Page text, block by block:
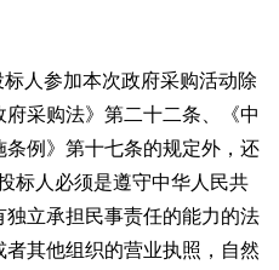
人参加本次政府采购活动除
采购法》第二十二条、《中
例》第十七条的规定外，还
标人必须是遵守中华人民共
立承担民事责任的能力的法
其他组织的营业执照，自然